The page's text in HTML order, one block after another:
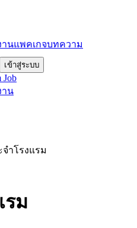
านแพคเกจบทความ
เข้าสู่ระบบ
Job
าน
จำโรงแรม
รม